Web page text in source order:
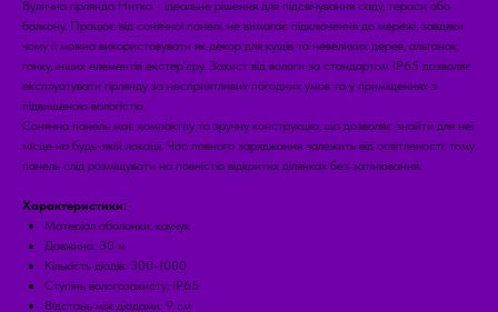
Вулична гірлянда Нитка - ідеальне рішення для підсвічування саду, тераси або
балкону. Працює від сонячної панелі, не вимагає підключення до мережі, завдяки
чому її можна використовувати як декор для кущів та невеликих дерев, альтанок,
ганку, інших елементів екстер'єру. Захист від вологи за стандартом IP65 дозволяє
експлуатувати гірлянду за несприятливих погодних умов та у приміщеннях з
підвищеною вологістю.
Сонячна панель має компактну та зручну конструкцію, що дозволяє знайти для неї
місце на будь-якій локації. Час повного заряджання залежить від освітленості, тому
панель слід розміщувати на повністю відкритих ділянках без затінювання.
Характеристики:
Матеріал оболонки: каучук
Довжина: 30 м
Кількість діодів: 300-1000
Ступінь вологозахисту: IP65
Відстань між діодами: 9 см